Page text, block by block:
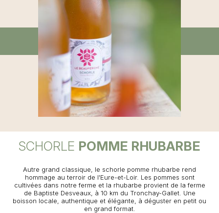
SCHORLE POMME RHUBARBE
Autre grand classique, le schorle pomme rhubarbe rend
hommage au terroir de l'Eure-et-Loir. Les pommes sont
cultivées dans notre ferme et la rhubarbe provient de la ferme
de Baptiste Desveaux, à 10 km du Tronchay-Gallet. Une
boisson locale, authentique et élégante, à déguster en petit ou
en grand format.